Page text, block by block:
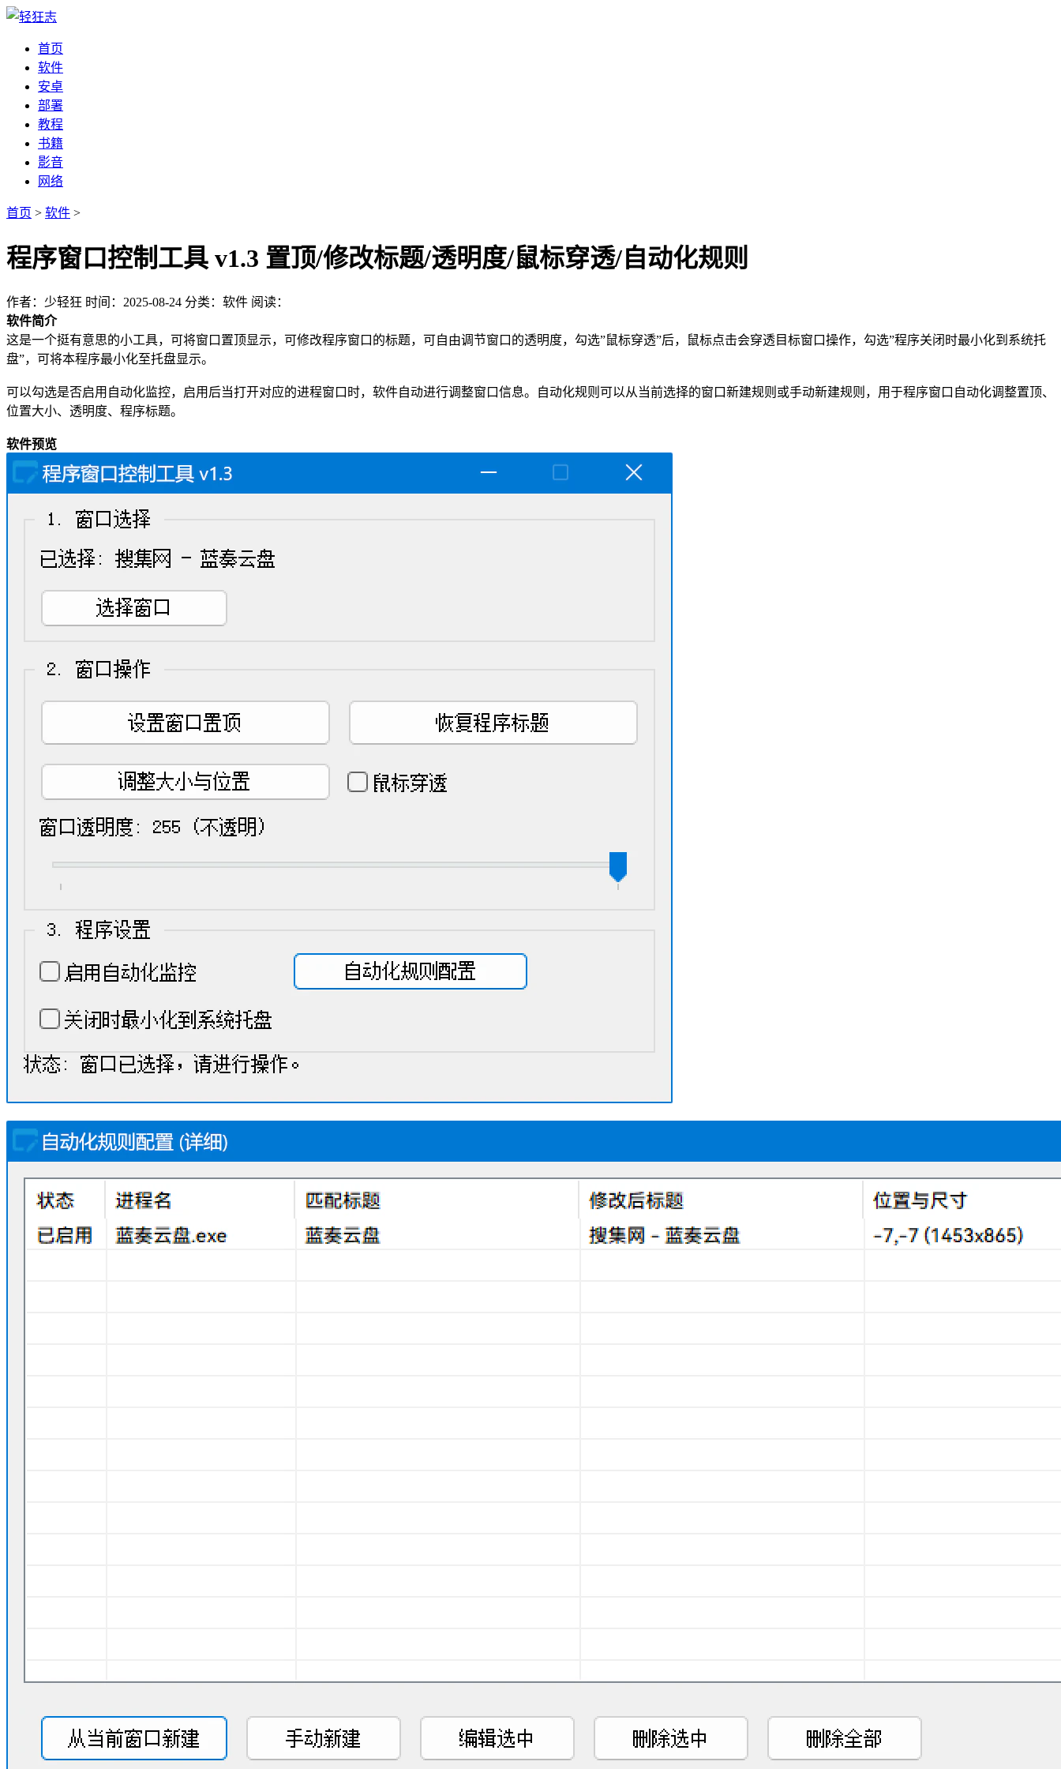
首页
软件
安卓
部署
教程
书籍
影音
网络
首页 > 软件 >
程序窗口控制工具 v1.3 置顶/修改标题/透明度/鼠标穿透/自动化规则
作者：少轻狂 时间：2025-08-24 分类：软件 阅读：
软件简介
这是一个挺有意思的小工具，可将窗口置顶显示，可修改程序窗口的标题，可自由调节窗口的透明度，勾选”鼠标穿透”后，鼠标点击会穿透目标窗口操作，勾选”程序关闭时最小化到系统托
盘”，可将本程序最小化至托盘显示。
可以勾选是否启用自动化监控，启用后当打开对应的进程窗口时，软件自动进行调整窗口信息。自动化规则可以从当前选择的窗口新建规则或手动新建规则，用于程序窗口自动化调整置顶、
位置大小、透明度、程序标题。
软件预览